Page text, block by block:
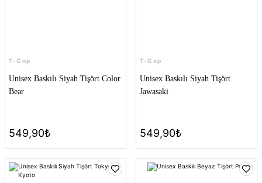
T-Gop
Unisex Baskılı Siyah Tişört Color
Bear
549,90₺
T-Gop
Unisex Baskılı Siyah Tişört
Jawasaki
549,90₺